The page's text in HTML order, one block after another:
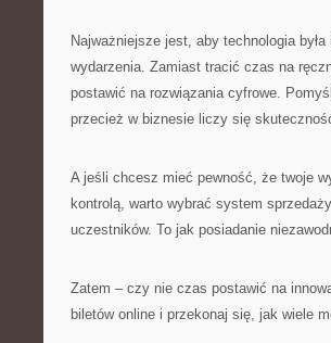
Najważniejsze jest, aby technologia
wydarzenia. Zamiast tracić czas na
postawić na rozwiązania cyfrowe.
przecież w biznesie liczy się
A jeśli chcesz mieć pewność, że twoje
kontrolą, warto wybrać system
uczestników. To jak posiadanie
Zatem – czy nie czas postawić na
biletów online i przekonaj się, jak wiele